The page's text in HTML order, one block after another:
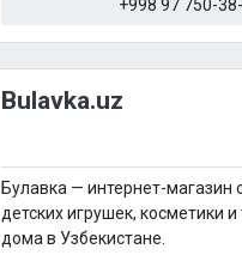
+998 97 750-
Bulavka.uz
Булавка — интернет-магазин
детских игрушек, косметики
дома в Узбекистане.